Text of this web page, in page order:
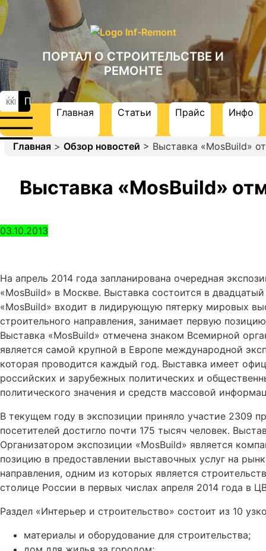
ПОРТАЛ О СТРОИТЕЛЬСТВЕ И
РЕМОНТЕ
Главная Статьи Прайс Инфо
Главная > Обзор новостей > Выставка «MosBuild»
Выставка «MosBuild»
03.10.2013
На апрель 2014 года запланирована очередная
«MosBuild» в Москве. Выставка состоится в
«MosBuild» входит в лидирующую пятерку мировых
строительного направления, занимает первую
Выставка «MosBuild» отмечена знаком Всемирной
является самой крупной в Европе международной
которая проводится каждый год. Выставка имеет
российских и зарубежных политических и
политического значения и средств массовой
В текущем году в экспозиции приняло участие 2309
посетителей достигло почти 175 тысяч человек.
Организатором экспозиции «MosBuild» является
позицию в предоставлении выставочных услуг на
направления, одним из которых является
столице России в первых числах апреля 2014 года в
Раздел «Интерьер и строительство» состоит из 10
материалы и оборудование для строительства;